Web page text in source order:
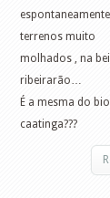
terrenos muito
molhados , na
ribeirarão…
É a mesma do
caatinga???